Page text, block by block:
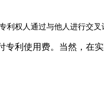
权人通过与他人进行交叉
利使用费。当然，在